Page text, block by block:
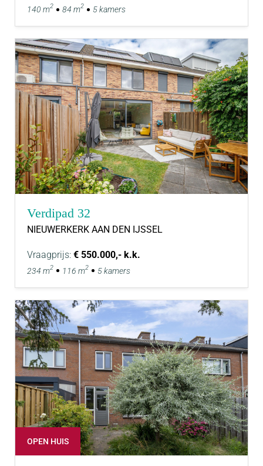
140 m2 84 m2 5 kamers
Verdipad 32
NIEUWERKERK AAN DEN IJSSEL
Vraagprijs: € 550.000,- k.k.
234 m2 116 m2 5 kamers
OPEN HUIS